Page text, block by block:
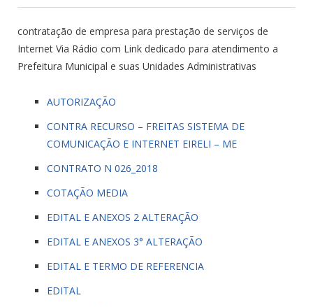
contratação de empresa para prestação de serviços de
Internet Via Rádio com Link dedicado para atendimento a
Prefeitura Municipal e suas Unidades Administrativas
AUTORIZAÇÃO
CONTRA RECURSO – FREITAS SISTEMA DE
COMUNICAÇÃO E INTERNET EIRELI – ME
CONTRATO N 026_2018
COTAÇÃO MEDIA
EDITAL E ANEXOS 2 ALTERAÇÃO
EDITAL E ANEXOS 3° ALTERAÇÃO
EDITAL E TERMO DE REFERENCIA
EDITAL